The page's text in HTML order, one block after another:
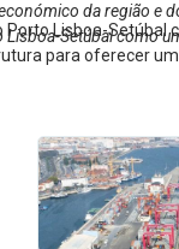
da região e
Setúbal como
Lisboa-
para oferecer